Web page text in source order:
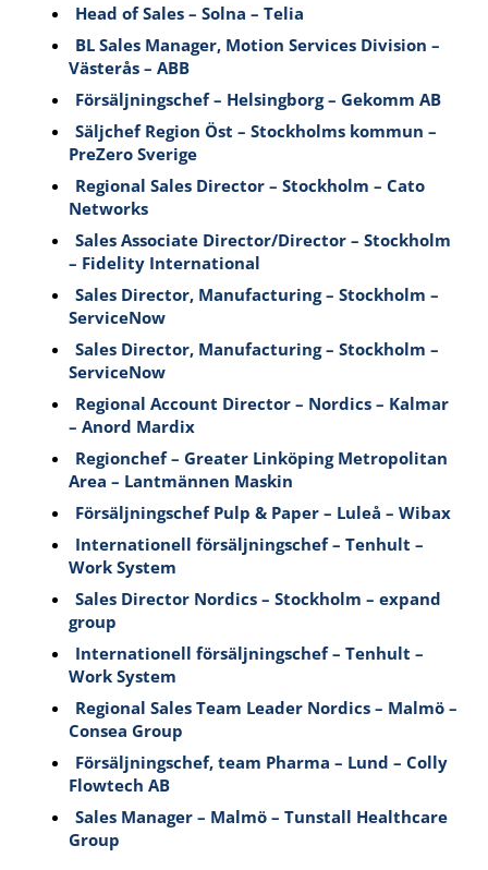
Head of Sales – Solna – Telia
BL Sales Manager, Motion Services Division –
Västerås – ABB
Försäljningschef – Helsingborg – Gekomm AB
Säljchef Region Öst – Stockholms kommun –
PreZero Sverige
Regional Sales Director – Stockholm – Cato
Networks
Sales Associate Director/Director – Stockholm
– Fidelity International
Sales Director, Manufacturing – Stockholm –
ServiceNow
Sales Director, Manufacturing – Stockholm –
ServiceNow
Regional Account Director – Nordics – Kalmar
– Anord Mardix
Regionchef – Greater Linköping Metropolitan
Area – Lantmännen Maskin
Försäljningschef Pulp & Paper – Luleå – Wibax
Internationell försäljningschef – Tenhult –
Work System
Sales Director Nordics – Stockholm – expand
group
Internationell försäljningschef – Tenhult –
Work System
Regional Sales Team Leader Nordics – Malmö –
Consea Group
Försäljningschef, team Pharma – Lund – Colly
Flowtech AB
Sales Manager – Malmö – Tunstall Healthcare
Group